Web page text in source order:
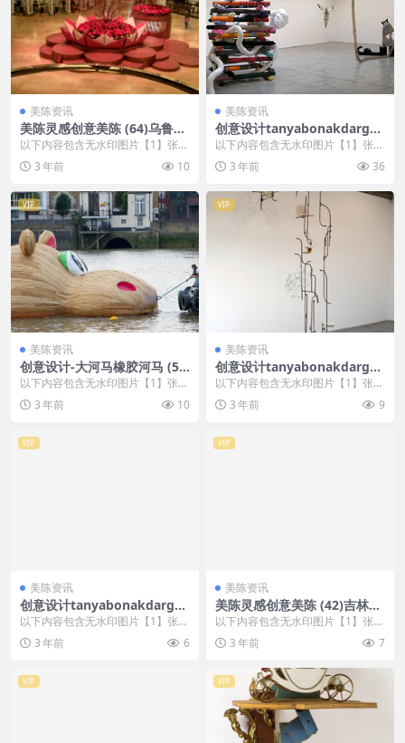
美陈资讯
美陈灵感创意美陈 (64)乌鲁木
齐市一企划
以下内容包含无水印图片【1】张
，开通会员无障碍浏览 开通VIP会
员 3 年前 10
美陈资讯
创意设计tanyabonakdargall
ery美陈创意 (2132)
以下内容包含无水印图片【1】张
，开通会员无障碍浏览 开通VIP会
员 3 年前 36
VIP
美陈资讯
创意设计-大河马橡胶河马 (5)
太原市美陈网
以下内容包含无水印图片【1】张
，开通会员无障碍浏览 开通VIP会
员 3 年前 10
VIP
美陈资讯
创意设计tanyabonakdargall
ery美陈创意 (3306)
以下内容包含无水印图片【1】张
，开通会员无障碍浏览 开通VIP会
员 3 年前 9
VIP
美陈资讯
创意设计tanyabonakdargall
ery美陈创意 (1885)
以下内容包含无水印图片【1】张
，开通会员无障碍浏览 开通VIP会
员 3 年前 6
VIP
美陈资讯
美陈灵感创意美陈 (42)吉林市
美程制作
以下内容包含无水印图片【1】张
，开通会员无障碍浏览 开通VIP会
员 3 年前 7
VIP VIP